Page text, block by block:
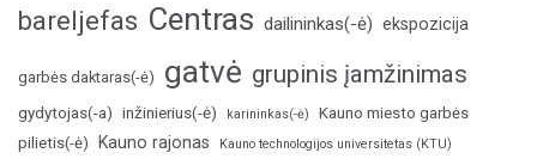
bareljefas Centras dailininkas(-ė) ekspozicija
garbės daktaras(-ė) gatvė grupinis įamžinimas
gydytojas(-a) inžinierius(-ė) karininkas(-ė)
Kauno miesto garbės
pilietis(-ė)
Kauno rajonas Kauno technologijos universitetas (KTU)